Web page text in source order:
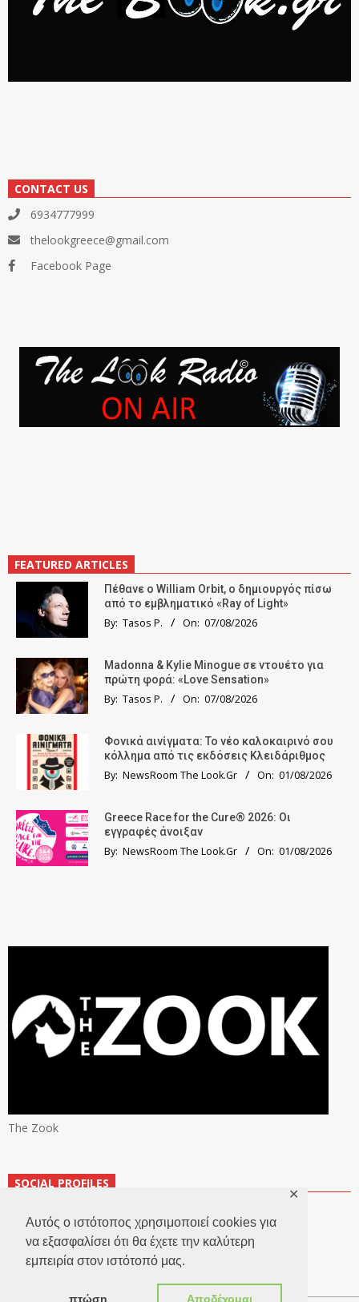
Αυτός ο ιστότοπος χρησιμοποιεί cookies για
να εξασφαλίσει ότι θα έχετε την καλύτερη
εμπειρία στον ιστότοπό μας.
πτώση Αποδέχομαι
✕
CONTACT US
6934777999
thelookgreece@gmail.com
Facebook Page
FEATURED ARTICLES
Πέθανε ο William Orbit, ο δημιουργός πίσω
από το εμβληματικό «Ray of Light»
By: Tasos P. On: 07/08/2026
Madonna & Kylie Minogue σε ντουέτο για
πρώτη φορά: «Love Sensation»
By: Tasos P. On: 07/08/2026
Φονικά αινίγματα: Το νέο καλοκαιρινό σου
κόλλημα από τις εκδόσεις Κλειδάριθμος
By: NewsRoom The Look.Gr On: 01/08/2026
Greece Race for the Cure® 2026: Οι
εγγραφές άνοιξαν
By: NewsRoom The Look.Gr On: 01/08/2026
The Zook
SOCIAL PROFILES